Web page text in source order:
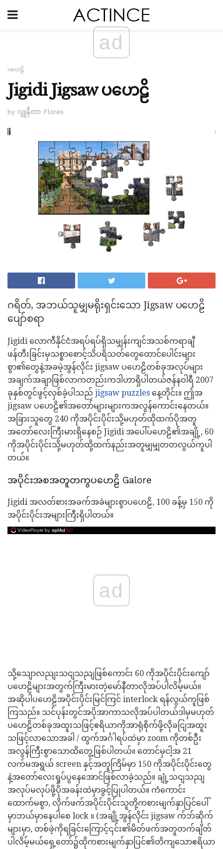
ad
ပဟေဠိ
Jigidi Jigsaw ပဟေဠိ
by ဂျူနီတာ Flores
ဂရိတ်, အဘယ်သူမျှမရိုးရှင်းသော Jigsaw ပဟေဠိ
ပျော်စရာ
Jigidi လောကီနိုင်ငံအရပ်ရပ်ရှိသမျှန်းကျင်အသစ်ကရာချီ
ဖန်တီးခြင်းမှသစ္စာစောင့်သိပရိသတ်တွေထောင်ပေါင်းများ
စွာ၏တွေနဲ့အခမဲ့အွန်လိုင်း jigsaw ပဟေဠိတစ်ခုအလုပ်များ
အချက်အချာဖြစ်လာကတည်းကဒါဟာရှိပါတယ်ဇန်နဝါရီ 2007
ခုနှစ်တွင်ဖွင့်လှစ်ခဲ့ပါသည် jigsaw puzzles နေ့တိုင်း။ ဤအ
jigsaw ပဟေဠိ၏အတော်များများကအလွန်ကောင်းနေတယ်။
အခြားသူတွေ 240 ကိုအပိုင်းပိုင်းသို့မဟုတ်ထိုထက်ပိုအတူ
အတော်လေးကြီးမားရှိနေစဉ် Jigidi အပေါ်ပဟေဠိ၏အချို့, 60
ကိုအပိုင်းပိုင်းသို့မဟုတ်ထို့ထက်နည်းအတူမျှမျှတတလွယ်ကူပါ
တယ်။
အပိုင်းအစအတူတကွပဟေဠိ Galore
Jigidi အလတ်စားအခက်အခဲများစွာပဟေဠိ, 100 ခန့်မှ 150 ကို
အပိုင်းပိုင်းအများကြီးရှိပါတယ်။
ad
သို့သျောလညျးသငျသညျဖြစ်ကောင်း 60 ကိုအပိုင်းပိုင်းကျော်
ပဟေဠိများအတွက်ကြီးမားတဲ့မော်နီတာလိုအပ်ပါလိမ့်မယ်။
အဆိုပါပဟေဠိအပိုင်းပိုင်းမြင်ကြင် interlock ရန်လွယ်ကူဖြစ်
ကြသည်။ သင်ပုန်းတွင်အပိုအာကာသလိုအပ်ပါတယ်ဒါမှမဟုတ်
ပဟေဠိတစ်ခုအထူးသဖြင့်ဧရိယာကိုအာရုံစိုက်ဖို့လိုခငျြအထူး
သဖြင့်လာသောအခါ / ထွက်အင်္ဂါရပ်ထဲမှာ zoom ကိုတစ်ဦး
အလွန်ကြီးစွာသောထိတွေ့ဖြစ်ပါတယ်။ တောင်မှငါ့အ 21
လက်မအရွယ် screen နှင့်အတူကြိမ်မှာ 150 ကိုအပိုင်းပိုင်းတွေ
နဲ့အတော်လေးရှုပ်ပွနေအောင်ဖြစ်လာခဲ့သည်။ ချုံ့သငျသညျ
အလုပ်မလုပ်ဖို့ပိုအခန်းထဲမှာခွင့်ပြုပါတယ်။ ကံကောင်း
ထောက်မစွာ, လိုက်ဖက်အပိုင်းပိုင်းသူတို့ကစားမျက်နှာပြင်ပေါ်
မှာဘယ်မှာနေပါစေ lock ။ (အချို့အွန်လိုင်း jigsaw က်ဘ်ဆိုက်
များမှာ, တစ်ဖဲ့ကိုရခြင်းကြောင့်၎င်း၏မိတ်ဖက်အတူတက်ချိတ်
ပါလိမ့်မယ်ရှေ့တော်၌ထိုကစားမျက်နှာပြင်၏တိကျသောဧရိယာ